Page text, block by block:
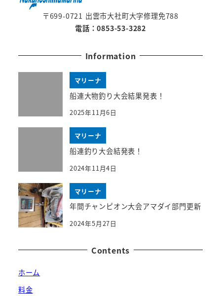
〒699-0721 出雲市大社町大字修理免788
電話：0853-53-3282
Information
マリーナ
船連大物釣り大会結果発表！
2025年11月6日
マリーナ
船連釣り大会結発表！
2024年11月4日
マリーナ
年間チャンピオン大会アマダイ部門更新
2024年5月27日
Contents
ホーム
料金